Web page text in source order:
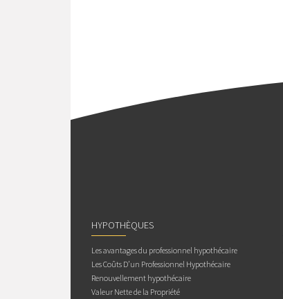
HYPOTHÈQUES
Les avantages du professionnel hypothécaire
Les Coûts D’un Professionnel Hypothécaire
Renouvellement hypothécaire
Valeur Nette de la Propriété